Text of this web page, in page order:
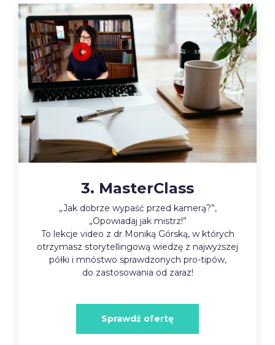
3. MasterClass
„Jak dobrze wypaść przed kamerą?”,
„Opowiadaj jak mistrz!”
To lekcje video z dr Moniką Górską, w których
otrzymasz storytellingową wiedzę z najwyższej
półki i mnóstwo sprawdzonych pro-tipów,
do zastosowania od zaraz!
Sprawdź ofertę